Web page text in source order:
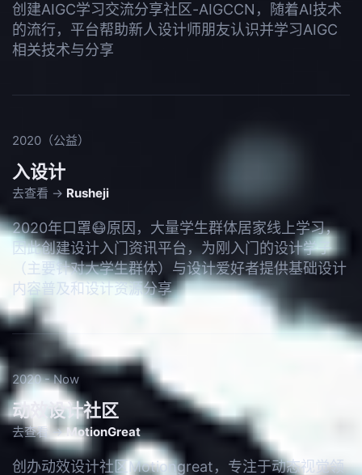
创建AIGC学习交流分享社区-AIGCCN，随着AI技术
的流行，平台帮助新人设计师朋友认识并学习AIGC
相关技术与分享
2020（公益）
入设计
去查看 → Rusheji
2020年口罩😷原因，大量学生群体居家线上学习，
因此创建设计入门资讯平台，为刚入门的设计学子
（主要针对大学生群体）与设计爱好者提供基础设计
内容普及和设计资源分享
2020 - Now
动效设计社区
去查看 →MotionGreat
创办动效设计社区Motiongreat，专注于动态视觉领